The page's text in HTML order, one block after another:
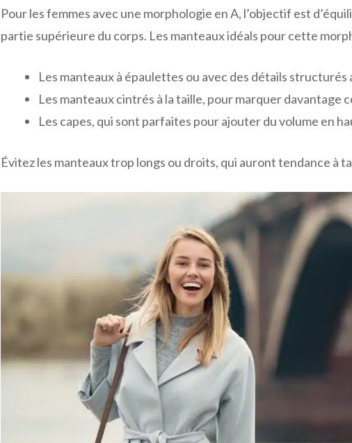
Pour les femmes avec une morphologie en A, l’objectif est
partie supérieure du corps. Les manteaux idéals pour cette
Les manteaux à épaulettes ou avec des détails structurés
Les manteaux cintrés à la taille, pour marquer
Les capes, qui sont parfaites pour ajouter du volume en
Évitez les manteaux trop longs ou droits, qui auront tendance à